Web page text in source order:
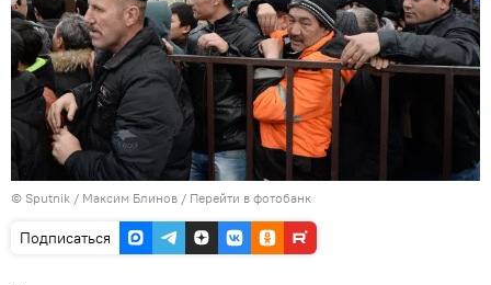
© Sputnik / Максим Блинов / Перейти в фотобанк
Подписаться